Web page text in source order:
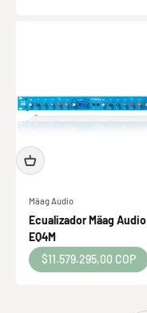
Mäag Audio
Ecualizador Mäag Audio
EQ4M
Precio de oferta
$11.579.295,00 COP